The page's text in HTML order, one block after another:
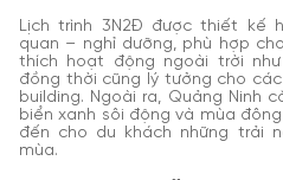
Lịch trình 3N2Đ được thiết kế
quan – nghỉ dưỡng, phù hợp
thích hoạt động ngoài trời như
đồng thời cũng lý tưởng cho
building. Ngoài ra, Quảng Ninh
biển xanh sôi động và mùa
đến cho du khách những trải
mùa.